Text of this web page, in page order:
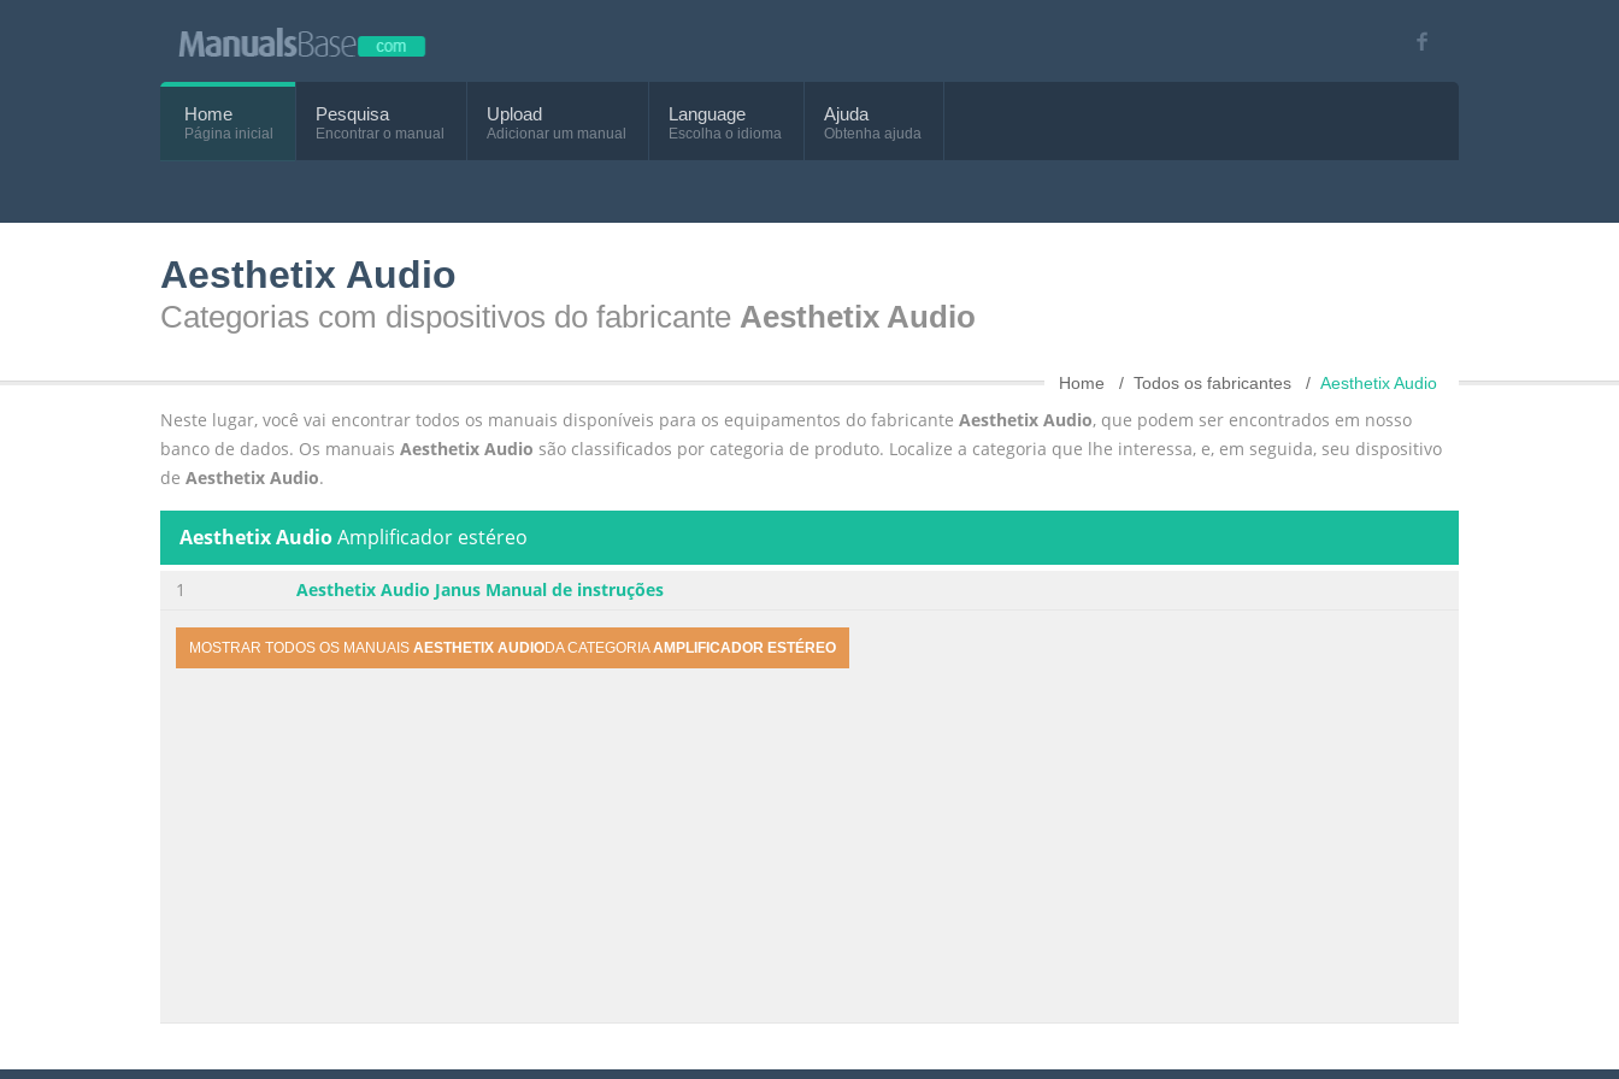
Home
Página inicial
Pesquisa
Encontrar o manual
Upload
Adicionar um manual
Language
Escolha o idioma
Ajuda
Obtenha ajuda
Aesthetix Audio
Categorias com dispositivos do fabricante Aesthetix Audio
Home Todos os fabricantes Aesthetix Audio
Neste lugar, você vai encontrar todos os manuais disponíveis para os equipamentos do fabricante Aesthetix Audio, que podem ser encontrados em nosso
banco de dados. Os manuais Aesthetix Audio são classificados por categoria de produto. Localize a categoria que lhe interessa, e, em seguida, seu dispositivo
de Aesthetix Audio.
Aesthetix AudioAmplificador estéreo
1 Aesthetix Audio Janus Manual de instruções
MOSTRAR TODOS OS MANUAIS AESTHETIX AUDIODA CATEGORIAAMPLIFICADOR ESTÉREO